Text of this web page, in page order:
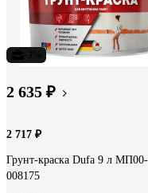
2 635 ₽
2 717 ₽
Грунт-краска Dufa 9 л МП00-
008175